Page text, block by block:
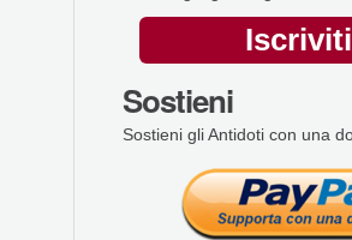
Iscriviti
Sostieni
Sostieni gli Antidoti con una